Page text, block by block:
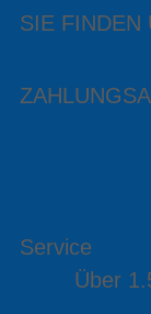
SIE FINDEN
Service
Über